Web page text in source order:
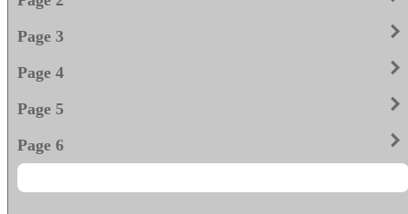
Page 3 keyboard_arrow_right
Page 4 keyboard_arrow_right
Page 5 keyboard_arrow_right
Page 6 keyboard_arrow_right